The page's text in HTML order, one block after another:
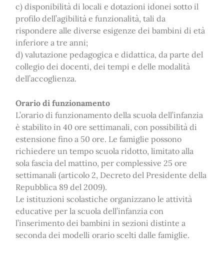
c) disponibilità di locali e dotazioni idonei sotto il
profilo dell’agibilità e funzionalità, tali da
rispondere alle diverse esigenze dei bambini di età
inferiore a tre anni;
d) valutazione pedagogica e didattica, da parte del
collegio dei docenti, dei tempi e delle modalità
dell’accoglienza.
Orario di funzionamento
L’orario di funzionamento della scuola dell’infanzia
è stabilito in 40 ore settimanali, con possibilità di
estensione fino a 50 ore. Le famiglie possono
richiedere un tempo scuola ridotto, limitato alla
sola fascia del mattino, per complessive 25 ore
settimanali (articolo 2, Decreto del Presidente della
Repubblica 89 del 2009).
Le istituzioni scolastiche organizzano le attività
educative per la scuola dell’infanzia con
l’inserimento dei bambini in sezioni distinte a
seconda dei modelli orario scelti dalle famiglie.